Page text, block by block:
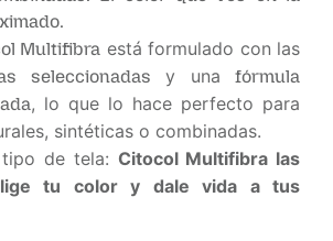
Multifibra está formulado con las
seleccionadas y unafórmula
, lo que lo hace perfecto para
sintéticas o combinadas.
de tela: Citocol Multifibra las
tu color y dale vida a tus